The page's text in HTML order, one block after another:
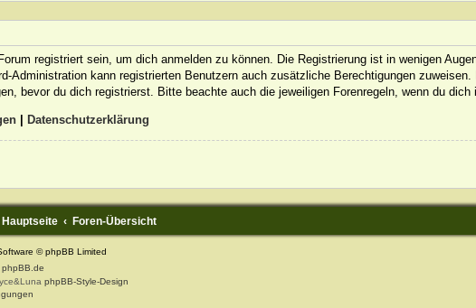
registriert sein, um dich anmelden zu können. Die Registrierung ist in wenigen
Administration kann registrierten Benutzern auch zusätzliche Berechtigungen
bevor du dich registrierst. Bitte beachte auch die jeweiligen Forenregeln, wenn du dich
| Datenschutzerklärung
Foren-Übersicht
© phpBB Limited
phpBB.de
phpBB-Style-Design